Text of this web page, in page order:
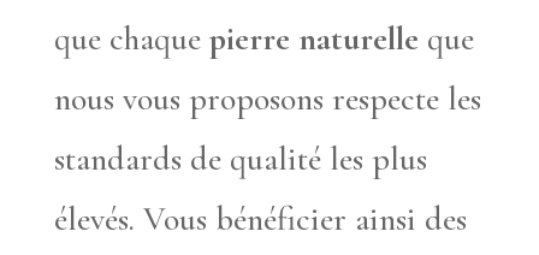
que chaque pierre naturelle que
nous vous proposons respecte les
standards de qualité les plus
élevés. Vous bénéficier ainsi des